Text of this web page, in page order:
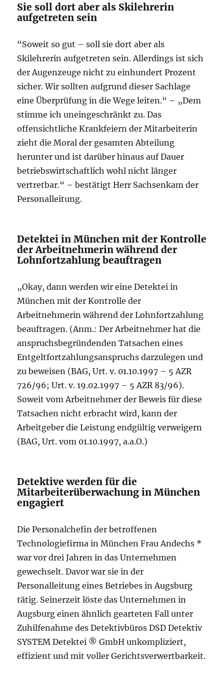
Sie soll dort aber als Skilehrerin
aufgetreten sein
“Soweit so gut – soll sie dort aber als
Skilehrerin aufgetreten sein. Allerdings ist sich
der Augenzeuge nicht zu einhundert Prozent
sicher. Wir sollten aufgrund dieser Sachlage
eine Überprüfung in die Wege leiten.“ – „Dem
stimme ich uneingeschränkt zu. Das
offensichtliche Krankfeiern der Mitarbeiterin
zieht die Moral der gesamten Abteilung
herunter und ist darüber hinaus auf Dauer
betriebswirtschaftlich wohl nicht länger
vertretbar.“ – bestätigt Herr Sachsenkam der
Personalleitung.
Detektei in München mit der Kontrolle
der Arbeitnehmerin während der
Lohnfortzahlung beauftragen
„Okay, dann werden wir eine Detektei in
München mit der Kontrolle der
Arbeitnehmerin während der Lohnfortzahlung
beauftragen. (Anm.: Der Arbeitnehmer hat die
anspruchsbegründenden Tatsachen eines
Entgeltfortzahlungsanspruchs darzulegen und
zu beweisen (BAG, Urt. v. 01.10.1997 – 5 AZR
726/96; Urt. v. 19.02.1997 – 5 AZR 83/96).
Soweit vom Arbeitnehmer der Beweis für diese
Tatsachen nicht erbracht wird, kann der
Arbeitgeber die Leistung endgültig verweigern
(BAG, Urt. vom 01.10.1997, a.a.O.)
Detektive werden für die
Mitarbeiterüberwachung in München
engagiert
Die Personalchefin der betroffenen
Technologiefirma in München Frau Andechs *
war vor drei Jahren in das Unternehmen
gewechselt. Davor war sie in der
Personalleitung eines Betriebes in Augsburg
tätig. Seinerzeit löste das Unternehmen in
Augsburg einen ähnlich gearteten Fall unter
Zuhilfenahme des Detektivbüros DSD Detektiv
SYSTEM Detektei ® GmbH unkompliziert,
effizient und mit voller Gerichtsverwertbarkeit.